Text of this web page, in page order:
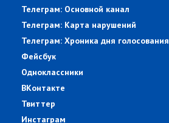
Телеграм: Основной канал
Телеграм: Карта нарушений
Телеграм: Хроника дня голосования
Фейсбук
Одноклассники
ВКонтакте
Твиттер
Инстаграм